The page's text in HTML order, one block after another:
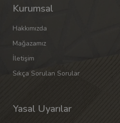
Kurumsal
Hakkımızda
Mağazamız
İletişim
Sıkça Sorulan Sorular
Yasal Uyarılar